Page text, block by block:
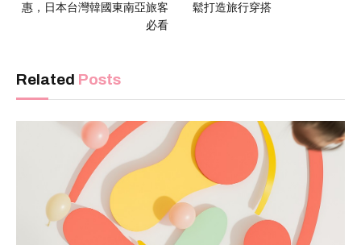
惠，日本台灣韓國東南亞旅客
必看
鬆打造旅行穿搭
Related Posts